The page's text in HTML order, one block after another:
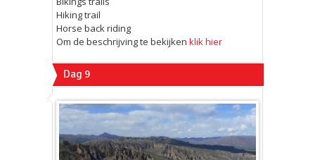
Hiking trail
Horse back riding
Om de beschrijving te bekijken klik hier
Dag 9